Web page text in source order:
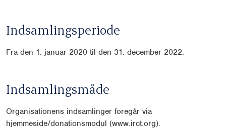
Indsamlingsperiode
Fra den 1. januar 2020 til den 31. december 2022.
Indsamlingsmåde
Organisationens indsamlinger foregår via
hjemmeside/donationsmodul (www.irct.org).